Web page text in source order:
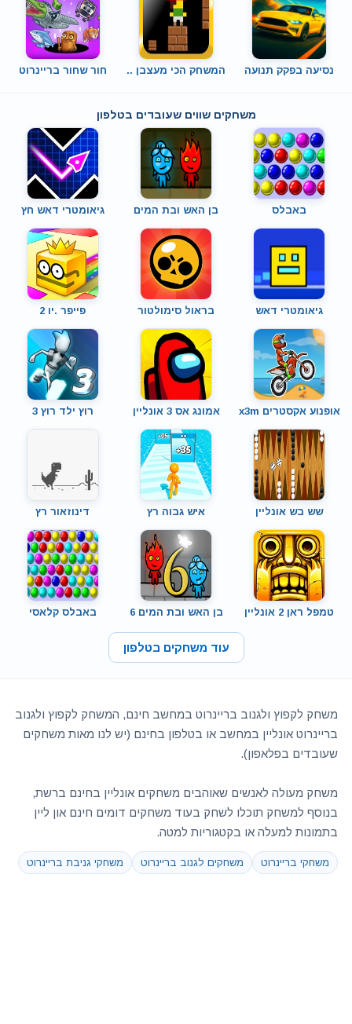
נסיעה בפקק תנועה המשחק הכי מעצבן .. חור שחור בריינרוט
משחקים שווים שעובדים בטלפון
באבלס בן האש ובת המים גיאומטרי דאש חץ
גיאומטרי דאש בראול סימולטור פייפר .יו 2
אופנוע אקסטרים x3m אמונג אס 3 אונליין רוץ ילד רוץ 3
שש בש אונליין איש גבוה רץ דינוזאור רץ
טמפל ראן 2 אונליין בן האש ובת המים 6 באבלס קלאסי
עוד משחקים בטלפון
משחק לקפוץ ולגנוב בריינרוט במחשב חינם, המשחק לקפוץ ולגנוב
בריינרוט אונליין במחשב או בטלפון בחינם (יש לנו מאות משחקים
שעובדים בפלאפון).
משחק מעולה לאנשים שאוהבים משחקים אונליין בחינם ברשת,
בנוסף למשחק תוכלו לשחק בעוד משחקים דומים חינם און ליין
בתמונות למעלה או בקטגוריות למטה.
משחקי בריינרוט משחקים לגנוב בריינרוט משחקי גניבת בריינרוט